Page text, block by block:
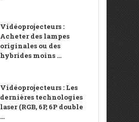
Vidéoprojecteurs :
Acheter des lampes
originales ou des
hybrides moins ...
Vidéoprojecteurs : Les
dernières technologies
laser (RGB, 6P, 6P double
...